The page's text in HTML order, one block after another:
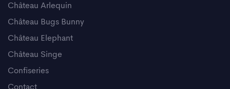
Château Arlequin
Château Bugs Bunny
Château Elephant
Château Singe
Confiseries
Contact